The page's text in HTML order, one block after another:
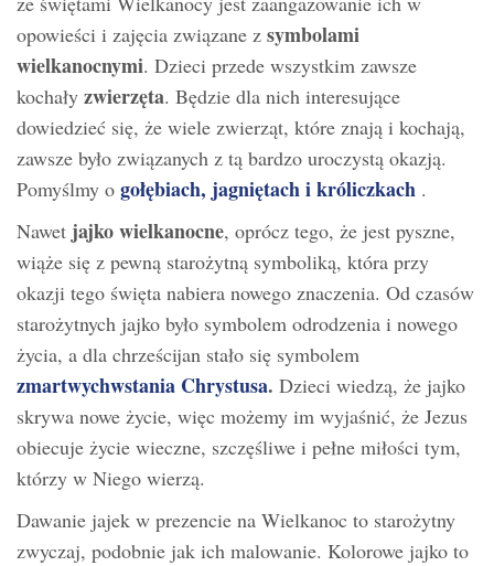
opowieści i zajęcia związane z symbolami
wielkanocnymi. Dzieci przede wszystkim zawsze
kochały zwierzęta. Będzie dla nich interesujące
dowiedzieć się, że wiele zwierząt, które znają i kochają,
zawsze było związanych z tą bardzo uroczystą okazją.
Pomyślmy o gołębiach, jagniętach i króliczkach .
Nawet jajko wielkanocne, oprócz tego, że jest pyszne,
wiąże się z pewną starożytną symboliką, która przy
okazji tego święta nabiera nowego znaczenia. Od czasów
starożytnych jajko było symbolem odrodzenia i nowego
życia, a dla chrześcijan stało się symbolem
zmartwychwstania Chrystusa. Dzieci wiedzą, że jajko
skrywa nowe życie, więc możemy im wyjaśnić, że Jezus
obiecuje życie wieczne, szczęśliwe i pełne miłości tym,
którzy w Niego wierzą.
Dawanie jajek w prezencie na Wielkanoc to starożytny
zwyczaj, podobnie jak ich malowanie. Kolorowe jajko to